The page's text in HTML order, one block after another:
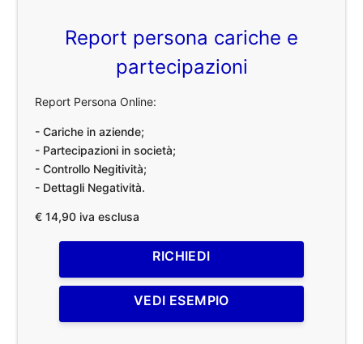
Report persona cariche e
partecipazioni
Report Persona Online:
- Cariche in aziende;
- Partecipazioni in società;
- Controllo Negitività;
- Dettagli Negatività.
€ 14,90 iva esclusa
RICHIEDI
VEDI ESEMPIO